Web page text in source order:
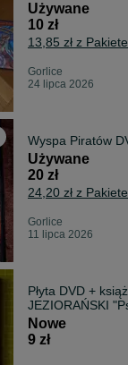
Używane
10 zł
13,85 zł z
Gorlice
24 lipca 2026
Wyspa Piratów
Używane
20 zł
24,20 zł z
Gorlice
11 lipca 2026
Płyta DVD +
JEZIORAŃSKI
Nowak" nowa
Nowe
9 zł